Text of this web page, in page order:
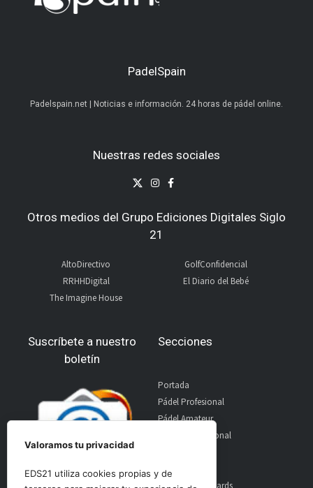
PadelSpain
Padelspain.net | Noticias e información. 24 horas de pádel online.
Nuestras redes sociales
Otros medios del Grupo Ediciones Digitales Siglo
21
AltoDirectivo
RRHHDigital
The Imagine House
GolfConfidencial
El Diario del Bebé
Suscríbete a nuestro
boletín
Secciones
Portada
Pádel Profesional
Pádel Amateur
Pádel Internacional
Material
World Padel Awards
Valoramos tu privacidad
EDS21 utiliza cookies propias y de